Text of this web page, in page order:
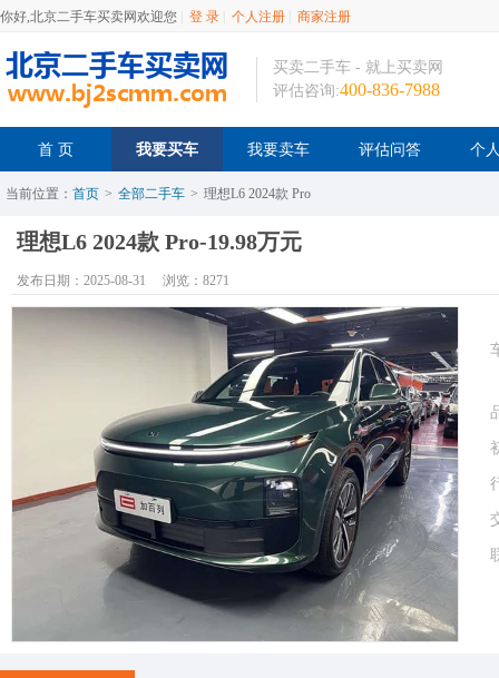
你好,北京二手车买卖网欢迎您 登 录 个人注册 商家注册
买卖二手车 - 就上买卖网
评估咨询:400-836-7988
首 页 我要买车 我要卖车 评估问答 个
当前位置： 首页 > 全部二手车 > 理想L6 2024款 Pro
理想L6 2024款 Pro-19.98万元
发布日期：2025-08-31 浏览：8271